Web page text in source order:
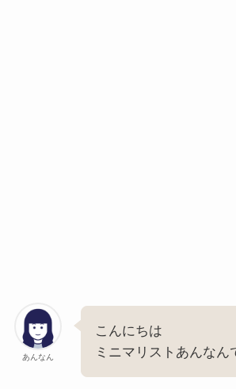
あんなん
こんにちは
ミニマリストあんなん